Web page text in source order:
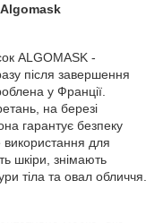
ALGOMASK -
після завершення
у Франції.
на березі
гарантує безпеку
використання для
шкіри, знімають
тіла та овал обличчя.